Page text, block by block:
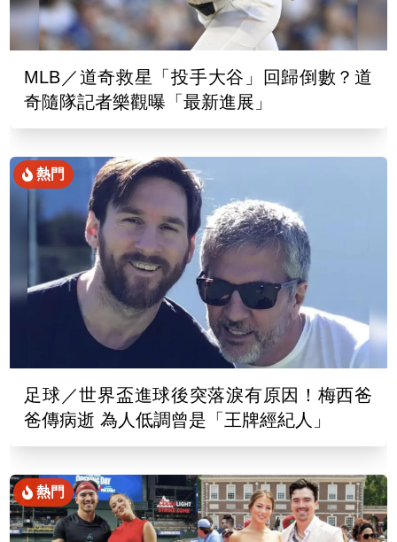
MLB／道奇救星「投手大谷」回歸倒數？道
奇隨隊記者樂觀曝「最新進展」
熱門
足球／世界盃進球後突落淚有原因！梅西爸
爸傳病逝 為人低調曾是「王牌經紀人」
熱門